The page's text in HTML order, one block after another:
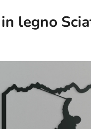
legno